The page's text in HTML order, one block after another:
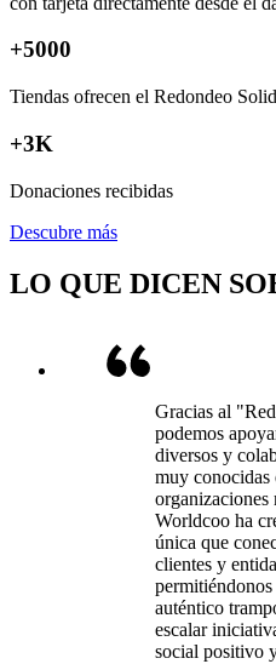
+5000
Tiendas ofrecen el Redondeo
+3K
Donaciones recibidas
Descubre más
LO QUE DICEN
Gracias al
podemos
diversos y
muy conocidas
organizaciones
Worldcoo ha
única que
clientes y
auténtico
escalar
social positivo